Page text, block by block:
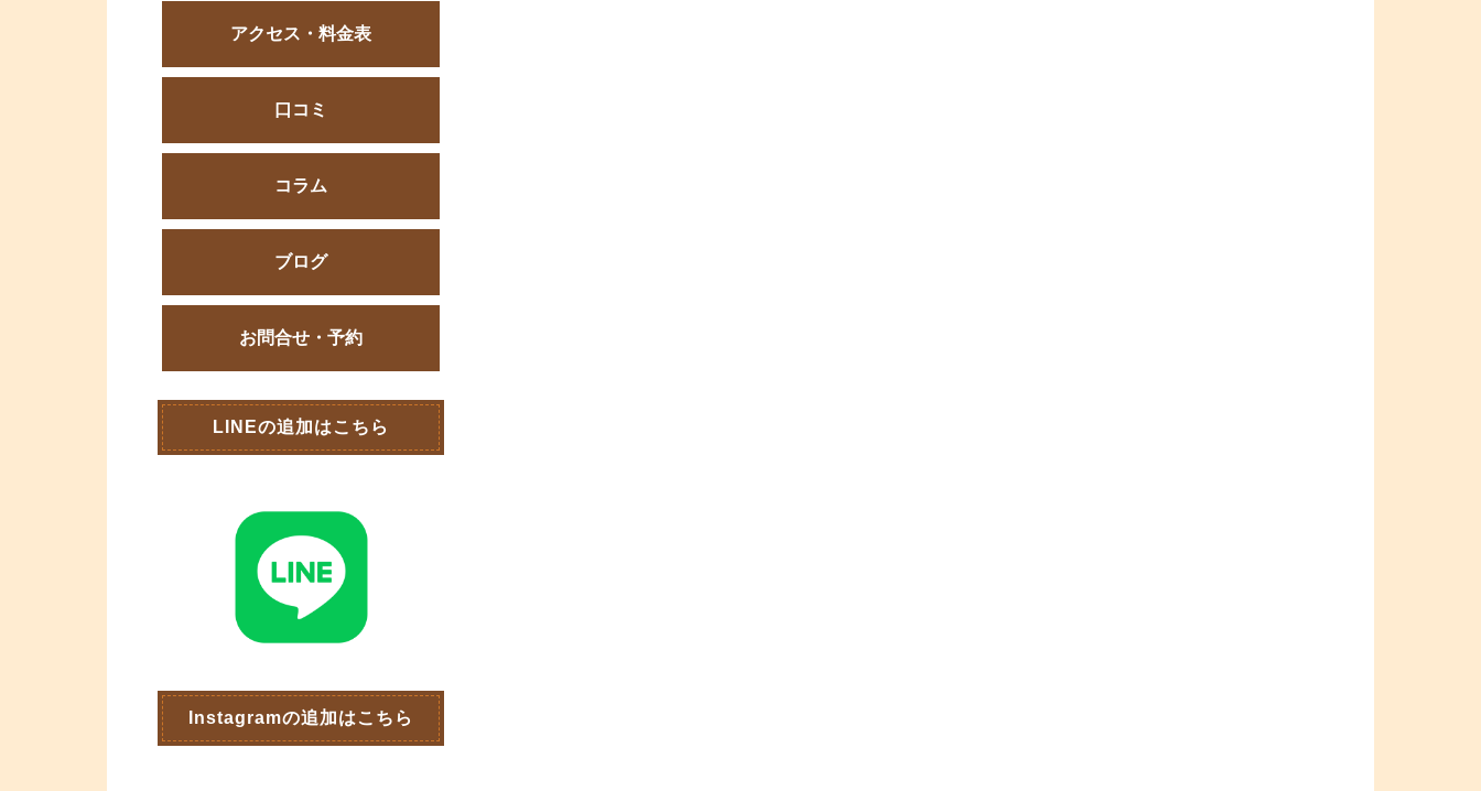
アクセス・料金表
口コミ
コラム
ブログ
お問合せ・予約
LINEの追加はこちら
Instagramの追加はこちら